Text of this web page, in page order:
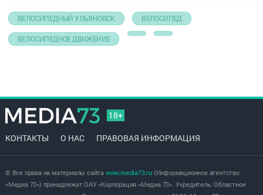
ВЕЛОСИПЕДНЫЙ УЛЬЯНОВСК ВЕЛОСИПЕД
ВЕЛОСИПЕДНОЕ ДВИЖЕНИЕ
18+
КОНТАКТЫ О НАС ПРАВОВАЯ ИНФОРМАЦИЯ
© Все права на материалы сайта www.media73.ru(Информационное агентство
«Медиа 73») принадлежат ОАУ «Корпорация «Медиа 73». Учредитель: Областное